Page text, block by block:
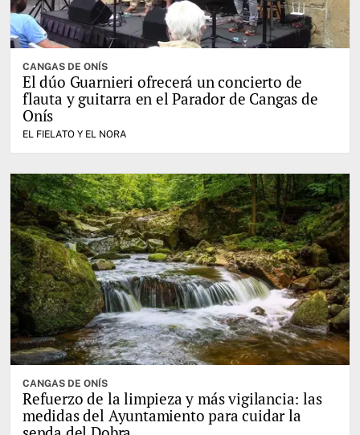
CANGAS DE ONÍS
El dúo Guarnieri ofrecerá un concierto de
flauta y guitarra en el Parador de Cangas de
Onís
EL FIELATO Y EL NORA
CANGAS DE ONÍS
Refuerzo de la limpieza y más vigilancia: las
medidas del Ayuntamiento para cuidar la